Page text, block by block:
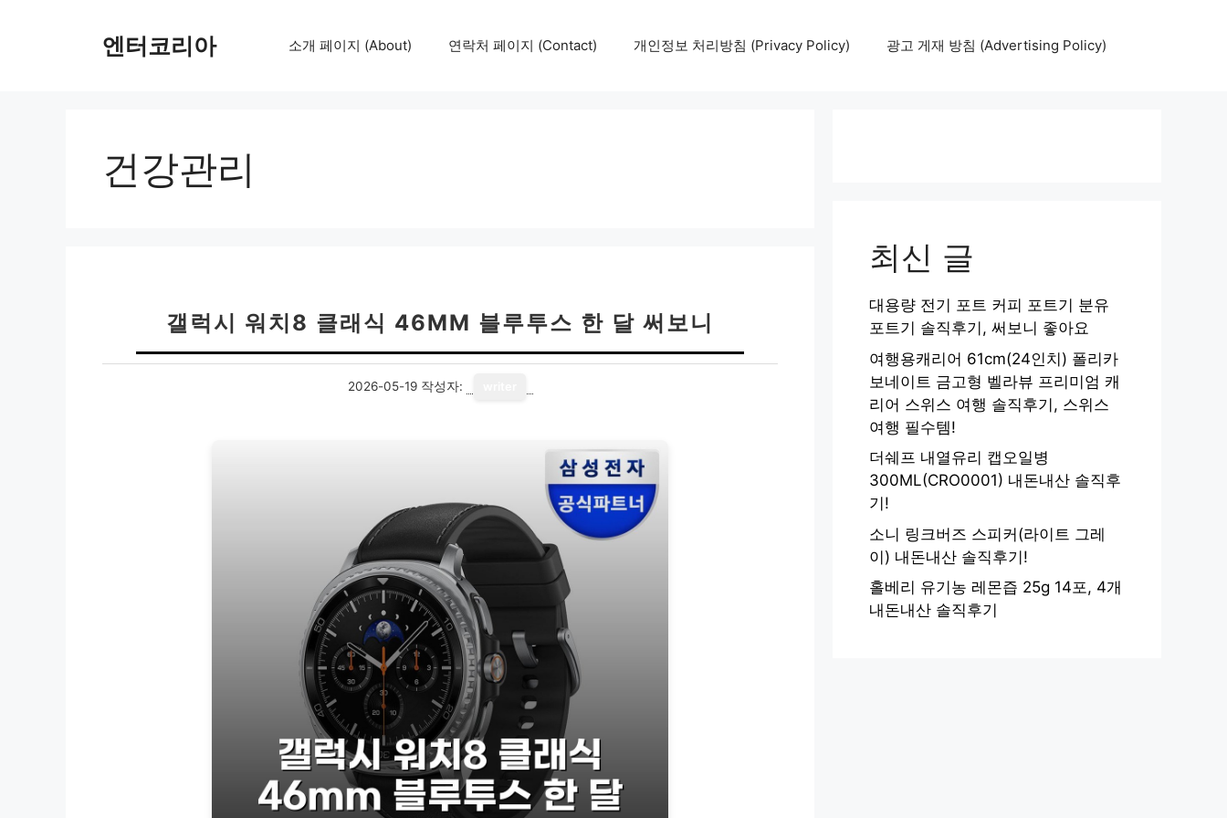
엔터코리아 소개 페이지 (About) 연락처 페이지 (Contact) 개인정보 처리방침 (Privacy Policy) 광고 게재 방침 (Advertising Policy)
건강관리
갤럭시 워치8 클래식 46MM 블루투스 한 달 써보니
2026-05-19 작성자:
최신 글
대용량 전기 포트 커피 포트기 분유
포트기 솔직후기, 써보니 좋아요
여행용캐리어 61cm(24인치) 폴리카
보네이트 금고형 벨라뷰 프리미엄 캐
리어 스위스 여행 솔직후기, 스위스
여행 필수템!
더쉐프 내열유리 캡오일병
300ML(CRO0001) 내돈내산 솔직후
기!
소니 링크버즈 스피커(라이트 그레
이) 내돈내산 솔직후기!
홀베리 유기농 레몬즙 25g 14포, 4개
내돈내산 솔직후기